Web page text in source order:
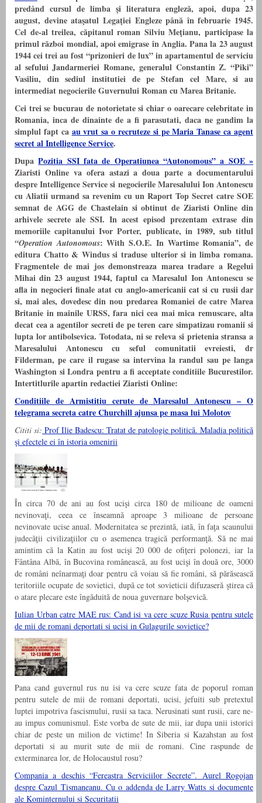
predând cursul de limba şi literatura engleză, apoi, dupa 23
august, devine ataşatul Legaţiei Engleze până în februarie 1945.
Cel de-al treilea, căpitanul roman Silviu Meţianu, participase la
primul război mondial, apoi emigrase înAnglia. Pana la 23 august
1944 cei trei au fost “prizonieri de lux” in apartamentul de serviciu
al sefului Jandarmeriei Romane, generalul Constantin Z. “Piki”
Vasiliu, din sediul institutiei de pe Stefan cel Mare, si au
intermediat negocierile Guvernului Roman cu Marea Britanie.
Cei trei se bucurau de notorietate si chiar o oarecare celebritate in
Romania, inca de dinainte de a fi parasutati, daca ne gandim la
simplul fapt ca au vrut sa o recruteze si pe Maria Tanase ca agent
secret al Intelligence Service.
DupaPozitia SSI fata de Operatiunea “Autonomous” a SOE »
Ziaristi Online va ofera astazi a doua parte a documentarului
despre Intelligence Service si negocierile Maresalului Ion Antonescu
cu Aliatii urmand sa revenim cu un Raport Top Secret catre SOE
semnat de AGG de Chastelain si obtinut de Ziaristi Online din
arhivele secrete ale SSI. In acest episod prezentam extrase din
memoriile capitanului Ivor Porter, publicate, in 1989, sub titlul
“Operation Autonomous: With S.O.E. In Wartime Romania”, de
editura Chatto & Windus si traduse ulterior si in limba romana.
Fragmentele de mai jos demonstreaza marea tradare a Regelui
Mihai din 23 august 1944, faptul ca Maresalul Ion Antonescu se
afla in negocieri finale atat cu anglo-americanii cat si cu rusii dar
si, mai ales, dovedesc din nou predarea Romaniei de catre Marea
Britanie in mainile URSS, fara nici cea mai mica remuscare, alta
decat cea a agentilor secreti de pe teren care simpatizau romanii si
lupta lor antibolsevica. Totodata, ni se releva si prietenia stransa a
Maresalului Antonescu cu seful comunitatii evreiesti, dr
Filderman, pe care il rugase sa intervina la randul sau pe langa
Washington si Londra pentru a fi acceptate conditiile Bucurestilor.
Intertitlurile apartin redactiei Ziaristi Online:
Conditiile de Armistitiu cerute de Maresalul Antonescu – O
telegrama secreta catre Churchill ajunsa pe masa lui Molotov
Cititi si: Prof Ilie Badescu: Tratat de patologie politică. Maladia politică
şi efectele ei în istoria omenirii
În circa 70 de ani au fost ucişi circa 180 de milioane de oameni
nevinovaţi, ceea ce înseamnă aproape 3 milioane de persoane
nevinovate ucise anual. Modernitatea se prezintă, iată, în faţa scaunului
judecăţii civilizaţiilor cu o asemenea tragică performanţă. Să ne mai
amintim că la Katin au fost ucişi 20 000 de ofiţeri polonezi, iar la
Fântâna Albă, în Bucovina românească, au fost ucişi în două ore, 3000
de români neînarmaţi doar pentru că voiau să fie români, să părăsească
teritoriile ocupate de sovietici, după ce tot sovieticii difuzaseră ştirea că
o atare plecare este îngăduită de noua guvernare bolşevică.
Iulian Urban catre MAE rus: Cand isi va cere scuze Rusia pentru sutele
de mii de romani deportati si ucisi in Gulagurile sovietice?
Pana cand guvernul rus nu isi va cere scuze fata de poporul roman
pentru sutele de mii de romani deportati, ucisi, jefuiti sub pretextul
luptei impotriva fascismului, rusii sa taca. Nerusinati sunt rusii, care ne-
au impus comunismul. Este vorba de sute de mii, iar dupa unii istorici
chiar de peste un milion de victime! In Siberia si Kazahstan au fost
deportati si au murit sute de mii de romani. Cine raspunde de
exterminarea lor, de Holocaustul rosu?
Compania a deschis “Fereastra Serviciilor Secrete”. Aurel Rogojan
despre Cazul Tismaneanu. Cu o addenda de Larry Watts si documente
ale Kominternului si Securitatii